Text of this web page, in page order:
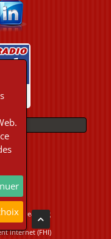
Streaming
Internet (FHI)